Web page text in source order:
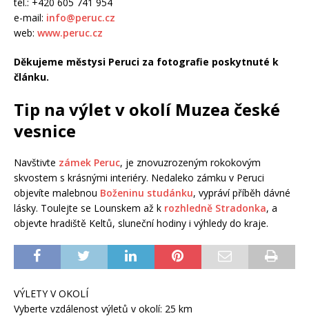
e-mail: info@peruc.cz
web: www.peruc.cz
Děkujeme městysi Peruci za fotografie poskytnuté k
článku.
Tip na výlet v okolí Muzea české
vesnice
Navštivte zámek Peruc, je znovuzrozeným rokokovým
skvostem s krásnými interiéry. Nedaleko zámku v Peruci
objevíte malebnou Boženinu studánku, vypráví příběh dávné
lásky. Toulejte se Lounskem až k rozhledně Stradonka, a
objevte hradiště Keltů, sluneční hodiny i výhledy do kraje.
VÝLETY V OKOLÍ
Vyberte vzdálenost výletů v okolí: 25 km